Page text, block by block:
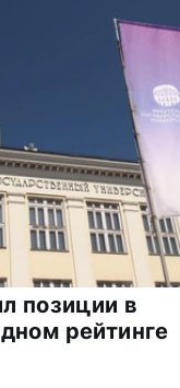
позиции в
рейтинге